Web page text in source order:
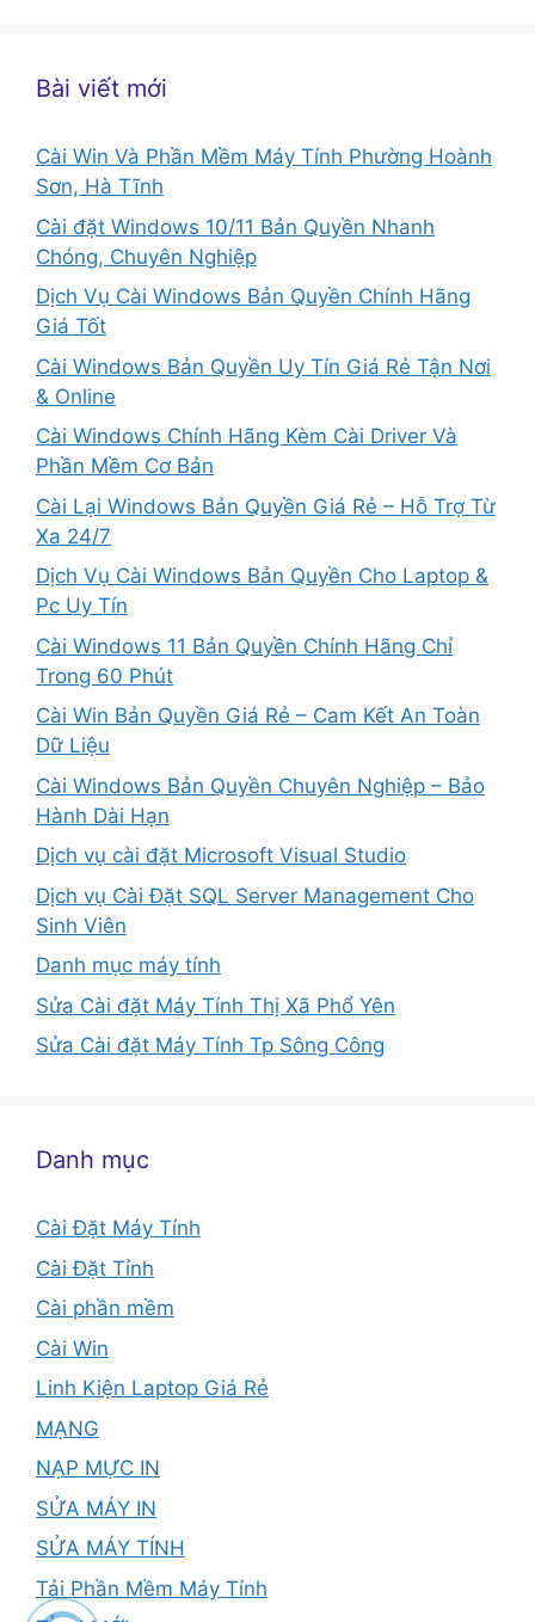
Bài viết mới
Cài Win Và Phần Mềm Máy Tính Phường Hoành
Sơn, Hà Tĩnh
Cài đặt Windows 10/11 Bản Quyền Nhanh
Chóng, Chuyên Nghiệp
Dịch Vụ Cài Windows Bản Quyền Chính Hãng
Giá Tốt
Cài Windows Bản Quyền Uy Tín Giá Rẻ Tận Nơi
& Online
Cài Windows Chính Hãng Kèm Cài Driver Và
Phần Mềm Cơ Bản
Cài Lại Windows Bản Quyền Giá Rẻ – Hỗ Trợ Từ
Xa 24/7
Dịch Vụ Cài Windows Bản Quyền Cho Laptop &
Pc Uy Tín
Cài Windows 11 Bản Quyền Chính Hãng Chỉ
Trong 60 Phút
Cài Win Bản Quyền Giá Rẻ – Cam Kết An Toàn
Dữ Liệu
Cài Windows Bản Quyền Chuyên Nghiệp – Bảo
Hành Dài Hạn
Dịch vụ cài đặt Microsoft Visual Studio
Dịch vụ Cài Đặt SQL Server Management Cho
Sinh Viên
Danh mục máy tính
Sửa Cài đặt Máy Tính Thị Xã Phổ Yên
Sửa Cài đặt Máy Tính Tp Sông Công
Danh mục
Cài Đặt Máy Tính
Cài Đặt Tỉnh
Cài phần mềm
Cài Win
Linh Kiện Laptop Giá Rẻ
MẠNG
NẠP MỰC IN
SỬA MÁY IN
SỬA MÁY TÍNH
Tải Phần Mềm Máy Tính